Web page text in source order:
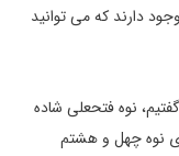
دارند که می توانید
نوه فتحعلی شاده
وی نوه چهل و هشتم